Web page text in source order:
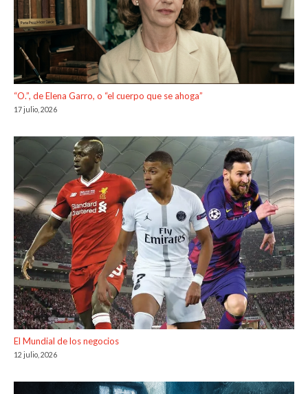
“O.”, de Elena Garro, o “el cuerpo que se ahoga”
17 julio, 2026
El Mundial de los negocios
12 julio, 2026